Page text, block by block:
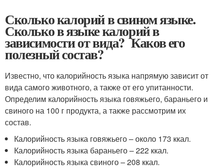
Сколько калорий в свином языке.
Сколько в языке калорий в
зависимости от вида? Каков его
полезный состав?
Известно, что калорийность языка напрямую зависит от
вида самого животного, а также от его упитанности.
Определим калорийность языка говяжьего, бараньего и
свиного на 100 г продукта, а также рассмотрим их
состав.
Калорийность языка говяжьего – около 173 ккал.
Калорийность языка бараньего – 222 ккал.
Калорийность языка свиного – 208 ккал.